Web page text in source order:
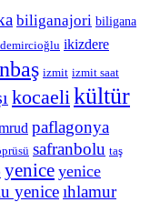
biliganajori biligana
ikizdere
izmit izmit saat
kocaeli kültür
paflagonya
safranbolu taş
yenice yenice
yeniceıhlamur